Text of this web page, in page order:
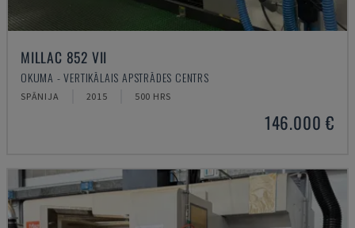
MILLAC 852 VII
OKUMA - VERTIKĀLAIS APSTRĀDES CENTRS
SPĀNIJA 2015 500 HRS
146.000 €